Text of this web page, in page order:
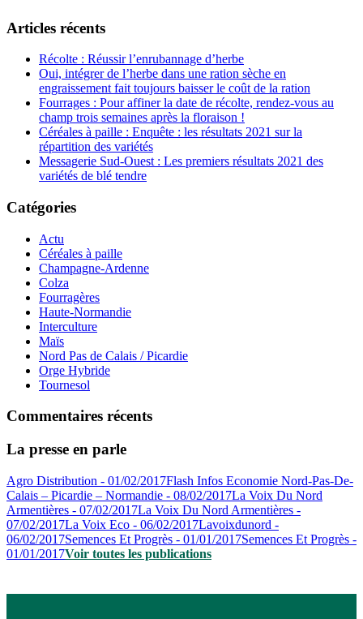
Articles récents
Récolte : Réussir l’enrubannage d’herbe
Oui, intégrer de l’herbe dans une ration sèche en
engraissement fait toujours baisser le coût de la ration
Fourrages : Pour affiner la date de récolte, rendez-vous au
champ trois semaines après la floraison !
Céréales à paille : Enquête : les résultats 2021 sur la
répartition des variétés
Messagerie Sud-Ouest : Les premiers résultats 2021 des
variétés de blé tendre
Catégories
Actu
Céréales à paille
Champagne-Ardenne
Colza
Fourragères
Haute-Normandie
Interculture
Maïs
Nord Pas de Calais / Picardie
Orge Hybride
Tournesol
Commentaires récents
La presse en parle
Agro Distribution - 01/02/2017Flash Infos Economie Nord-Pas-De-
Calais – Picardie – Normandie - 08/02/2017La Voix Du Nord
Armentières - 07/02/2017La Voix Du Nord Armentières -
07/02/2017La Voix Eco - 06/02/2017Lavoixdunord -
06/02/2017Semences Et Progrès - 01/01/2017Semences Et Progrès -
01/01/2017Voir toutes les publications